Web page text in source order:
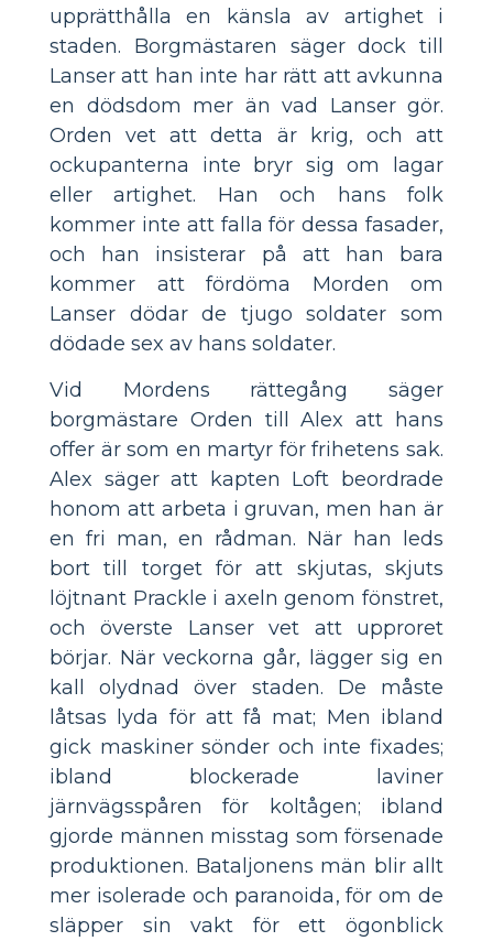
upprätthålla en känsla av artighet i
staden. Borgmästaren säger dock till
Lanser att han inte har rätt att avkunna
en dödsdom mer än vad Lanser gör.
Orden vet att detta är krig, och att
ockupanterna inte bryr sig om lagar
eller artighet. Han och hans folk
kommer inte att falla för dessa fasader,
och han insisterar på att han bara
kommer att fördöma Morden om
Lanser dödar de tjugo soldater som
dödade sex av hans soldater.
Vid Mordens rättegång säger
borgmästare Orden till Alex att hans
offer är som en martyr för frihetens sak.
Alex säger att kapten Loft beordrade
honom att arbeta i gruvan, men han är
en fri man, en rådman. När han leds
bort till torget för att skjutas, skjuts
löjtnant Prackle i axeln genom fönstret,
och överste Lanser vet att upproret
börjar. När veckorna går, lägger sig en
kall olydnad över staden. De måste
låtsas lyda för att få mat; Men ibland
gick maskiner sönder och inte fixades;
ibland blockerade laviner
järnvägsspåren för koltågen; ibland
gjorde männen misstag som försenade
produktionen. Bataljonens män blir allt
mer isolerade och paranoida, för om de
släpper sin vakt för ett ögonblick